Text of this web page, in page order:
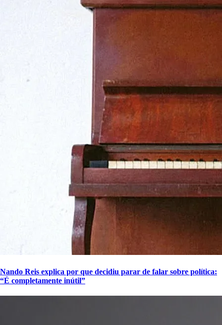
Nando Reis explica por que decidiu parar de falar sobre política:
“É completamente inútil”